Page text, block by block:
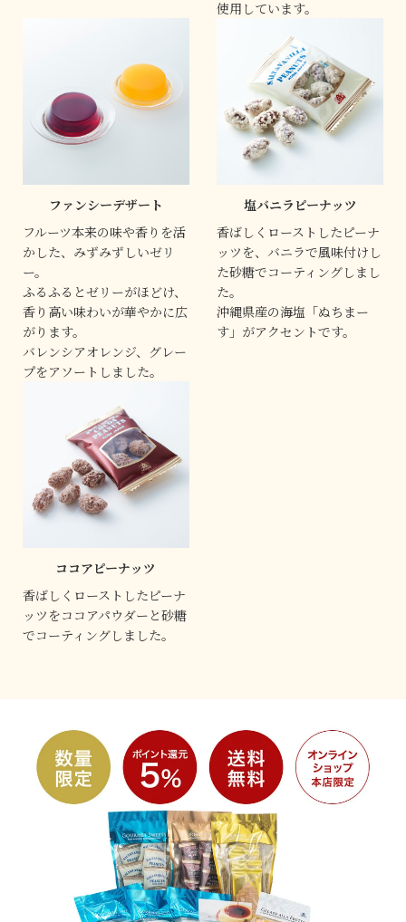
使用しています。
ファンシーデザート
フルーツ本来の味や香りを活
かした、みずみずしいゼリ
ー。
ふるふるとゼリーがほどけ、
香り高い味わいが華やかに広
がります。
バレンシアオレンジ、グレー
プをアソートしました。
塩バニラピーナッツ
香ばしくローストしたピーナ
ッツを、バニラで風味付けし
た砂糖でコーティングしまし
た。
沖縄県産の海塩「ぬちまー
す」がアクセントです。
ココアピーナッツ
香ばしくローストしたピーナ
ッツをココアパウダーと砂糖
でコーティングしました。